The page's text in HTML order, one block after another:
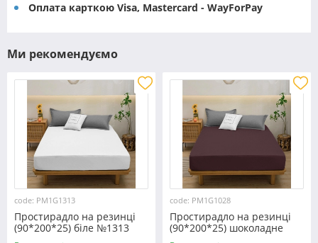
Оплата карткою Visa, Mastercard - WayForPay
Ми рекомендуємо
code: PM1G1313
Простирадло на резинці
(90*200*25) біле №1313
code: PM1G1028
Простирадло на резинці
(90*200*25) шоколадне
№1028